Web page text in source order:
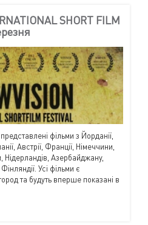
SHORT FILM
фільми з Йорданії,
Австрії, Франції, Німеччини,
Нідерландів, Азербайджану,
Усі фільми є
та будуть вперше показані в